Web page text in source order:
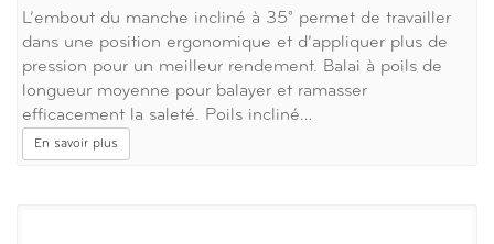
L’embout du manche incliné à 35° permet de travailler
dans une position ergonomique et d’appliquer plus de
pression pour un meilleur rendement. Balai à poils de
longueur moyenne pour balayer et ramasser
efficacement la saleté. Poils incliné…
En savoir plus